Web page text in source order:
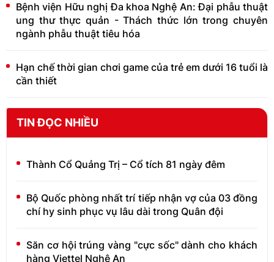
Bệnh viện Hữu nghị Đa khoa Nghệ An: Đại phẫu thuật
ung thư thực quản - Thách thức lớn trong chuyên
ngành phẫu thuật tiêu hóa
Hạn chế thời gian chơi game của trẻ em dưới 16 tuổi là
cần thiết
TIN ĐỌC NHIỀU
Thành Cổ Quảng Trị – Cổ tích 81 ngày đêm
Bộ Quốc phòng nhất trí tiếp nhận vợ của 03 đồng
chí hy sinh phục vụ lâu dài trong Quân đội
Săn cơ hội trúng vàng "cực sốc" dành cho khách
hàng Viettel Nghệ An